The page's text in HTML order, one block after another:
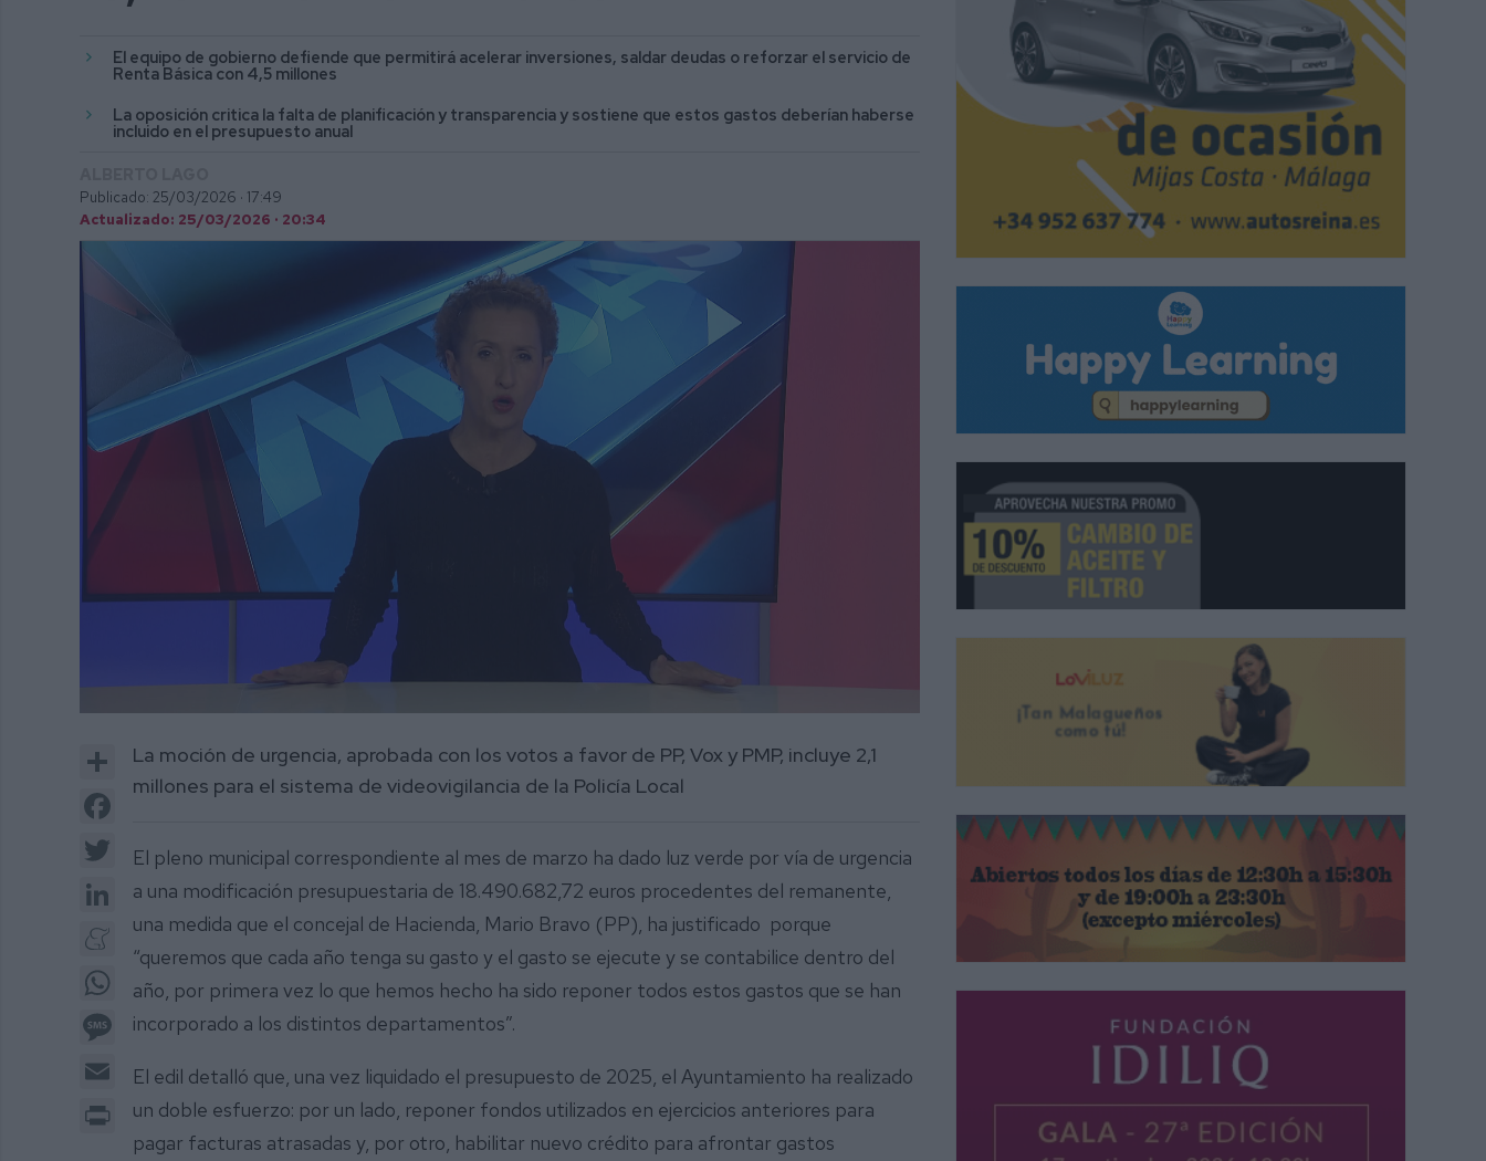
El equipo de gobierno defiende que permitirá acelerar inversiones, saldar deudas o reforzar el servicio de
Renta Básica con 4,5 millones
La oposición critica la falta de planificación y transparencia y sostiene que estos gastos deberían haberse
incluido en el presupuesto anual
Publicado: 25/03/2026 · 17:49
Actualizado: 25/03/2026 · 20:34
3
minutes,
15
seconds
Share
Facebook
LinkedIn
Meneame
WhatsApp
Message
Print
La moción de urgencia, aprobada con los votos a favor de PP, Vox y PMP, incluye 2,1
millones para el sistema de videovigilancia de la Policía Local
El pleno municipal correspondiente al mes de marzo ha dado luz verde por vía de urgencia
a una modificación presupuestaria de 18.490.682,72 euros procedentes del remanente,
una medida que el concejal de Hacienda, Mario Bravo (PP), ha justificado porque
“queremos que cada año tenga su gasto y el gasto se ejecute y se contabilice dentro del
año, por primera vez lo que hemos hecho ha sido reponer todos estos gastos que se han
incorporado a los distintos departamentos”.
El edil detalló que, una vez liquidado el presupuesto de 2025, el Ayuntamiento ha realizado
un doble esfuerzo: por un lado, reponer fondos utilizados en ejercicios anteriores para
pagar facturas atrasadas y, por otro, habilitar nuevo crédito para afrontar gastos